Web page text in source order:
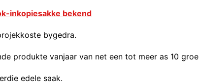
inkopiesakke bekend
bygedra.
produkte vanjaar van net een tot meer as 10
edele saak.